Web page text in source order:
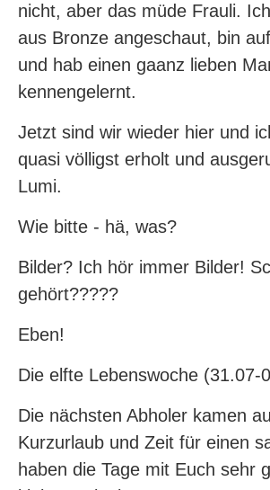
nicht, aber das müde Frauli.
aus Bronze angeschaut, bin
und hab einen gaanz lieben
kennengelernt.
Jetzt sind wir wieder hier und
quasi völligst erholt und
Lumi.
Wie bitte - hä, was?
Bilder? Ich hör immer Bilder!
gehört?????
Eben!
Die elfte Lebenswoche (31.07-
Die nächsten Abholer kamen
Kurzurlaub und Zeit für einen
haben die Tage mit Euch sehr